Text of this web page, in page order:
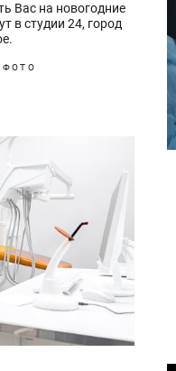
Вас на новогодние
в студии 24, город
ФОТО